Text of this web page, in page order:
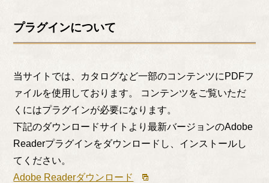
プラグインについて
当サイトでは、カタログなど一部のコンテンツにPDFフ
ァイルを使用しております。 コンテンツをご覧いただ
くにはプラグインが必要になります。
下記のダウンロードサイトより最新バージョンのAdobe
Readerプラグインをダウンロードし、インストールし
てください。
Adobe Readerダウンロード